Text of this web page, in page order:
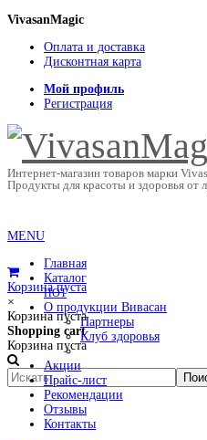
VivasanMagic
Оплата и доставка
Дисконтная карта
Мой профиль
Регистрация
Интернет-магазин товаров марки
Продукты для красоты и здоровья
Корзина пуста
×
Корзина пуста
Shopping cart
Корзина пуста
MENU
Главная
Каталог
HOT
О продукции Вивасан
Партнеры
Клуб здоровья
Акции
Прайс-лист
Рекомендации
Отзывы
Контакты